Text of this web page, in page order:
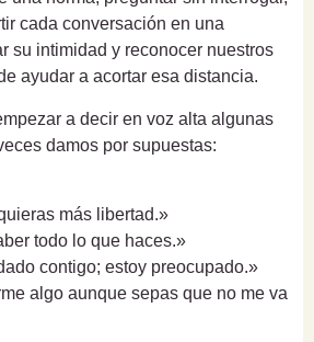
cada conversación en una
su intimidad y reconocer nuestros
ayudar a acortar esa distancia.
a decir en voz alta algunas
damos por supuestas:
más libertad.»
todo lo que haces.»
contigo; estoy preocupado.»
algo aunque sepas que no me va